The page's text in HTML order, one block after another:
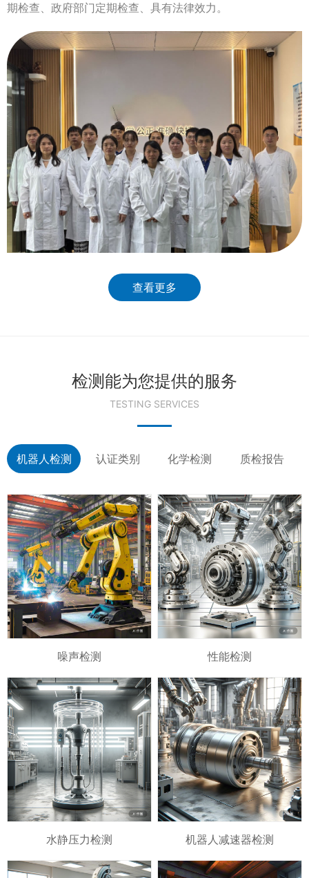
期检查、政府部门定期检查、具有法律效力。
查看更多
检测能为您提供的服务
TESTING SERVICES
机器人检测 认证类别 化学检测 质检报告
噪声检测 性能检测
水静压力检测 机器人减速器检测